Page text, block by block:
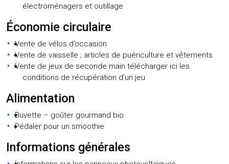
électroménagers et outillage
Économie circulaire
Vente de vélos d’occasion
Vente de vaisselle ; articles de puériculture et vêtements
Vente de jeux de seconde main télécharger ici les
conditions de récupération d’un jeu
Alimentation
Buvette – goûter gourmand bio
Pédaler pour un smoothie
Informations générales